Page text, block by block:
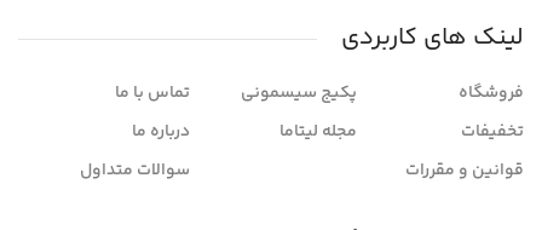
لینک های کاربردی
فروشگاه
تخفیفات
قوانین و مقررات
پکیج سیسمونی
مجله لیتاما
تماس با ما
درباره ما
سوالات متداول